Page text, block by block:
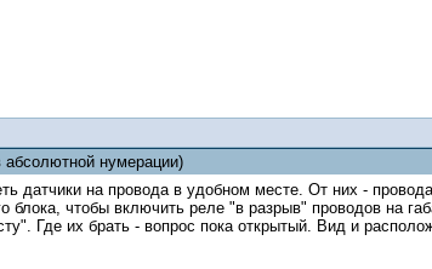
абсолютной нумерации)
датчики на провода в удобном месте. От них -
блока, чтобы включить реле "в разрыв" проводов на
Где их брать - вопрос пока открытый. Вид и